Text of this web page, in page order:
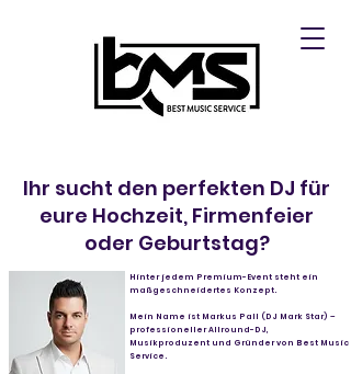
Ihr sucht den perfekten DJ für
eure Hochzeit, Firmenfeier
oder Geburtstag?
Hinter jedem Premium-Event steht ein
maßgeschneidertes Konzept.
Mein Name ist Markus Pall (DJ Mark Star) –
professioneller Allround-DJ,
Musikproduzent und Gründer von Best Music
Service.